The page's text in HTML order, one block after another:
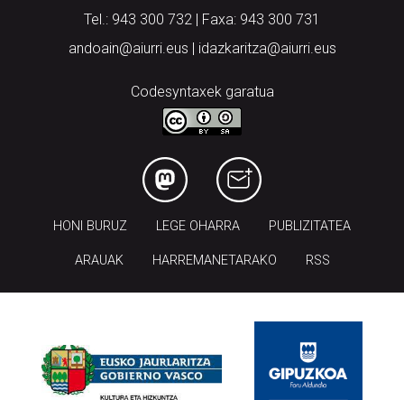
Tel.: 943 300 732 | Faxa: 943 300 731
andoain@aiurri.eus | idazkaritza@aiurri.eus
Codesyntaxek garatua
HONI BURUZ LEGE OHARRA PUBLIZITATEA
ARAUAK HARREMANETARAKO RSS